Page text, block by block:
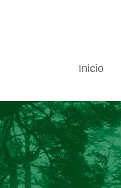
Inicio